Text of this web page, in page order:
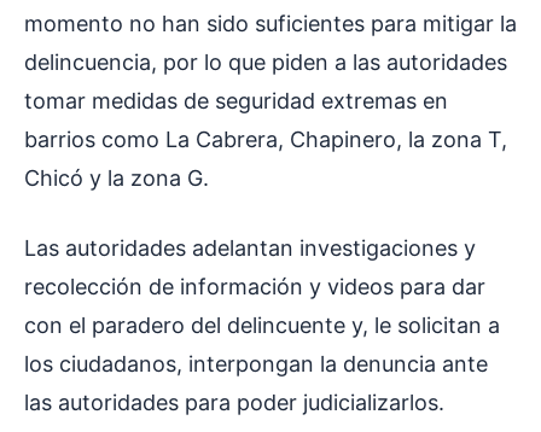
momento no han sido suficientes para mitigar la
delincuencia, por lo que piden a las autoridades
tomar medidas de seguridad extremas en
barrios como La Cabrera, Chapinero, la zona T,
Chicó y la zona G.
Las autoridades adelantan investigaciones y
recolección de información y videos para dar
con el paradero del delincuente y, le solicitan a
los ciudadanos, interpongan la denuncia ante
las autoridades para poder judicializarlos.